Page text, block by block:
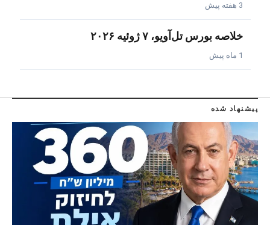
3 هفته پیش
خلاصه بورس تل‌آویو، ۷ ژوئیه ۲۰۲۶
1 ماه پیش
پیشنهاد شده